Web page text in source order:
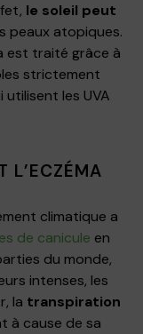
le soleil peut
peaux atopiques.
est traité grâce à
strictement
les UVA
L’ECZÉMA
climatique a
de canicule en
du monde,
intenses, les
la transpiration
à cause de sa